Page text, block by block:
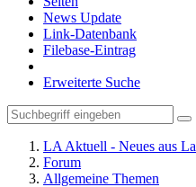
News Update
Link-Datenbank
Filebase-Eintrag
Erweiterte Suche
LA Aktuell - Neues aus
Forum
Allgemeine Themen